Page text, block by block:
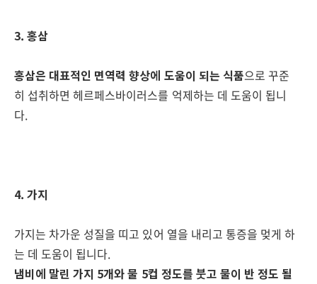
3. 홍삼
홍삼은 대표적인 면역력 향상에 도움이 되는 식품으로 꾸준
히 섭취하면 헤르페스바이러스를 억제하는 데 도움이 됩니
다.
4. 가지
가지는 차가운 성질을 띠고 있어 열을 내리고 통증을 멎게 하
는 데 도움이 됩니다.
냄비에 말린 가지 5개와 물 5컵 정도를 붓고 물이 반 정도 될